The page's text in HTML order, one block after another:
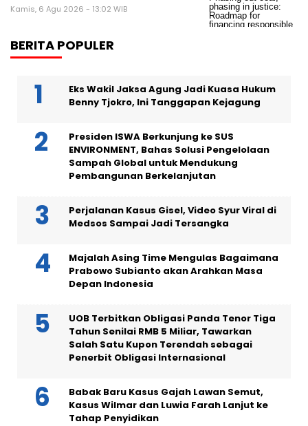
Kamis, 6 Agu 2026 - 13:02 WIB
BERITA POPULER
Eks Wakil Jaksa Agung Jadi Kuasa Hukum
Benny Tjokro, Ini Tanggapan Kejagung
Presiden ISWA Berkunjung ke SUS
ENVIRONMENT, Bahas Solusi Pengelolaan
Sampah Global untuk Mendukung
Pembangunan Berkelanjutan
Perjalanan Kasus Gisel, Video Syur Viral di
Medsos Sampai Jadi Tersangka
Majalah Asing Time Mengulas Bagaimana
Prabowo Subianto akan Arahkan Masa
Depan Indonesia
UOB Terbitkan Obligasi Panda Tenor Tiga
Tahun Senilai RMB 5 Miliar, Tawarkan
Salah Satu Kupon Terendah sebagai
Penerbit Obligasi Internasional
Babak Baru Kasus Gajah Lawan Semut,
Kasus Wilmar dan Luwia Farah Lanjut ke
Tahap Penyidikan